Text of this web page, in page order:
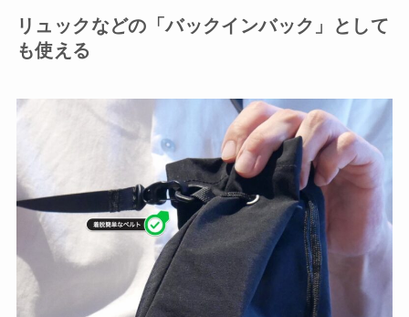
リュックなどの「バックインバック」として
も使える